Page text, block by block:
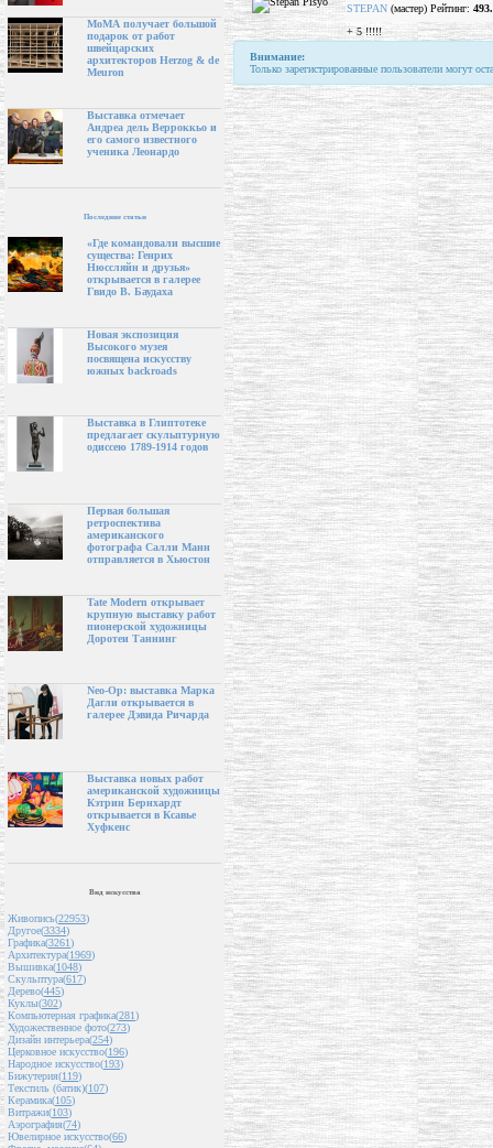
МоМА получает большой
подарок от работ
швейцарских
архитекторов Herzog & de
Meuron
Выставка отмечает
Андреа дель Верроккьо и
его самого известного
ученика Леонардо
Последние статьи
«Где командовали высшие
существа: Генрих
Нюссляйн и друзья»
открывается в галерее
Гвидо В. Баудаха
Новая экспозиция
Высокого музея
посвящена искусству
южных backroads
Выставка в Глиптотеке
предлагает скульптурную
одиссею 1789-1914 годов
Первая большая
ретроспектива
американского
фотографа Салли Манн
отправляется в Хьюстон
Tate Modern открывает
крупную выставку работ
пионерской художницы
Доротеи Таннинг
Neo-Op: выставка Марка
Дагли открывается в
галерее Дэвида Ричарда
Выставка новых работ
американской художницы
Кэтрин Бернхардт
открывается в Ксавье
Хуфкенс
Вид искусства
Живопись(22953)
Другое(3334)
Графика(3261)
Архитектура(1969)
Вышивка(1048)
Скульптура(617)
Дерево(445)
Куклы(302)
Компьютерная графика(281)
Художественное фото(273)
Дизайн интерьера(254)
Церковное искусство(196)
Народное искусство(193)
Бижутерия(119)
Текстиль (батик)(107)
Керамика(105)
Витражи(103)
Аэрография(74)
Ювелирное искусство(66)
STEPAN (мастер) Рейтинг:
+ 5 !!!!!
Внимание:
Только зарегистрированные пользователи могут